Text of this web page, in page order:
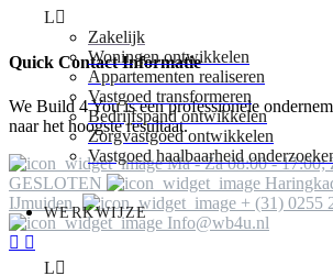
Quick Contact Informatie
We Build 4 You is een professionele
naar het hoogste resultaat.
Ma - Za 08:00 - 17:00;
GESLOTEN
IJmuiden
+ (31) 0255
Info@wb4u.nl
Zakelijk
Woningen ontwikkelen
Appartementen realiseren
Vastgoed transformeren
Bedrijfspand ontwikkelen
Zorgvastgoed ontwikkelen
Vastgoed haalbaarheid
WERKWIJZE